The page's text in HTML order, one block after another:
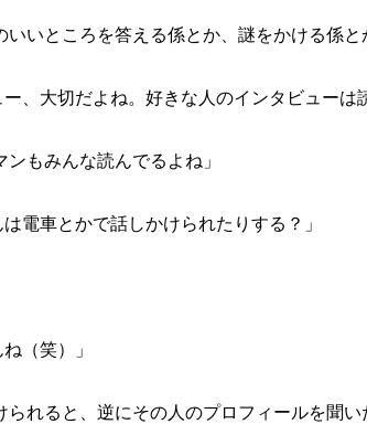
いいところを答える係とか、謎をかける係
、大切だよね。好きな人のインタビューは
もみんな読んでるよね」
電車とかで話しかけられたりする？」
（笑）」
られると、逆にその人のプロフィールを聞い